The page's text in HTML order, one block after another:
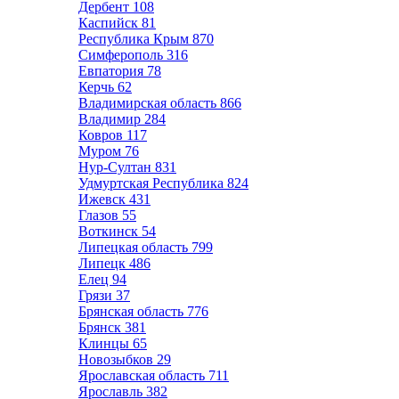
Дербент 108
Каспийск 81
Республика Крым 870
Симферополь 316
Евпатория 78
Керчь 62
Владимирская область 866
Владимир 284
Ковров 117
Муром 76
Нур-Султан 831
Удмуртская Республика 824
Ижевск 431
Глазов 55
Воткинск 54
Липецкая область 799
Липецк 486
Елец 94
Грязи 37
Брянская область 776
Брянск 381
Клинцы 65
Новозыбков 29
Ярославская область 711
Ярославль 382